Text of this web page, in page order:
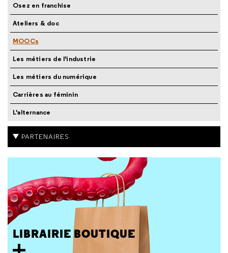
Osez en franchise
Ateliers & doc
MOOCs
Les métiers de l'industrie
Les métiers du numérique
Carrières au féminin
L'alternance
PARTENAIRES
LIBRAIRIE BOUTIQUE